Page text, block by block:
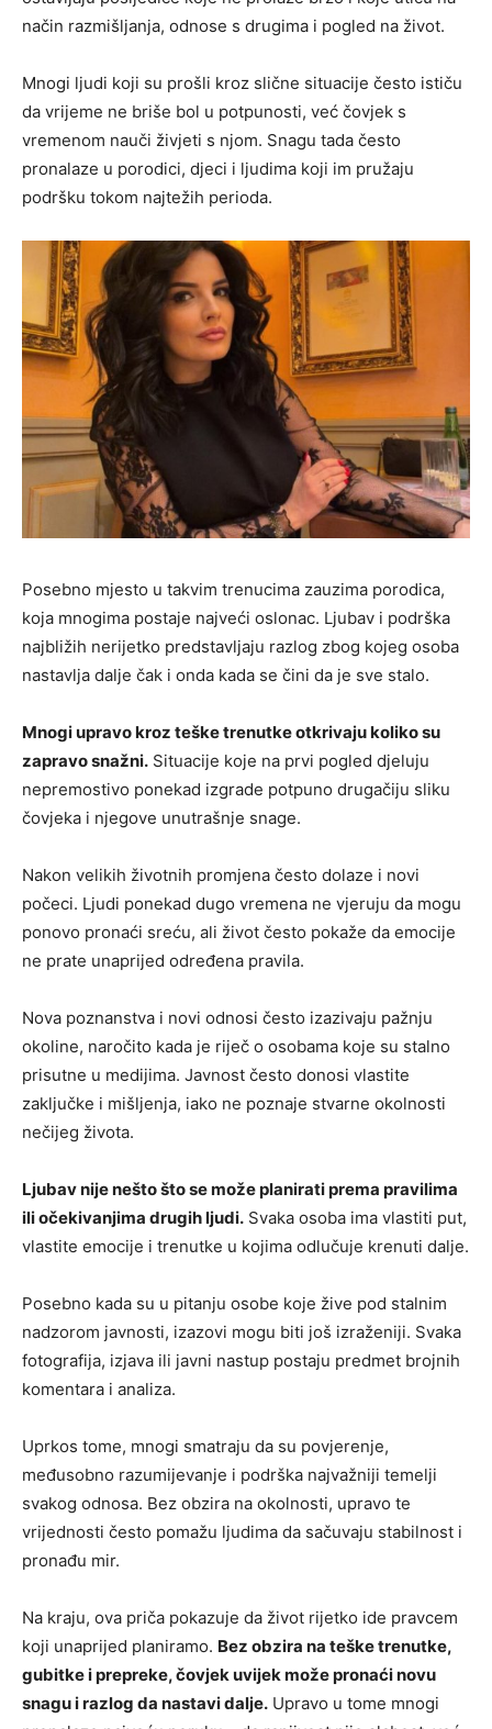
način razmišljanja, odnose s drugima i pogled na život.
Mnogi ljudi koji su prošli kroz slične situacije često ističu
da vrijeme ne briše bol u potpunosti, već čovjek s
vremenom nauči živjeti s njom. Snagu tada često
pronalaze u porodici, djeci i ljudima koji im pružaju
podršku tokom najtežih perioda.
Posebno mjesto u takvim trenucima zauzima porodica,
koja mnogima postaje najveći oslonac. Ljubav i podrška
najbližih nerijetko predstavljaju razlog zbog kojeg osoba
nastavlja dalje čak i onda kada se čini da je sve stalo.
Mnogi upravo kroz teške trenutke otkrivaju koliko su
zapravo snažni. Situacije koje na prvi pogled djeluju
nepremostivo ponekad izgrade potpuno drugačiju sliku
čovjeka i njegove unutrašnje snage.
Nakon velikih životnih promjena često dolaze i novi
počeci. Ljudi ponekad dugo vremena ne vjeruju da mogu
ponovo pronaći sreću, ali život često pokaže da emocije
ne prate unaprijed određena pravila.
Nova poznanstva i novi odnosi često izazivaju pažnju
okoline, naročito kada je riječ o osobama koje su stalno
prisutne u medijima. Javnost često donosi vlastite
zaključke i mišljenja, iako ne poznaje stvarne okolnosti
nečijeg života.
Ljubav nije nešto što se može planirati prema pravilima
ili očekivanjima drugih ljudi. Svaka osoba ima vlastiti put,
vlastite emocije i trenutke u kojima odlučuje krenuti dalje.
Posebno kada su u pitanju osobe koje žive pod stalnim
nadzorom javnosti, izazovi mogu biti još izraženiji. Svaka
fotografija, izjava ili javni nastup postaju predmet brojnih
komentara i analiza.
Uprkos tome, mnogi smatraju da su povjerenje,
međusobno razumijevanje i podrška najvažniji temelji
svakog odnosa. Bez obzira na okolnosti, upravo te
vrijednosti često pomažu ljudima da sačuvaju stabilnost i
pronađu mir.
Na kraju, ova priča pokazuje da život rijetko ide pravcem
koji unaprijed planiramo. Bez obzira na teške trenutke,
gubitke i prepreke, čovjek uvijek može pronaći novu
snagu i razlog da nastavi dalje. Upravo u tome mnogi